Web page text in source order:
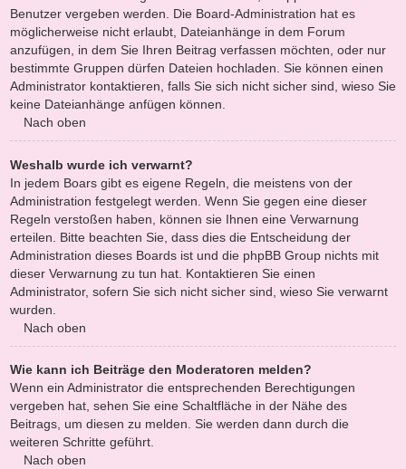
Benutzer vergeben werden. Die Board-Administration hat es
möglicherweise nicht erlaubt, Dateianhänge in dem Forum
anzufügen, in dem Sie Ihren Beitrag verfassen möchten, oder nur
bestimmte Gruppen dürfen Dateien hochladen. Sie können einen
Administrator kontaktieren, falls Sie sich nicht sicher sind, wieso Sie
keine Dateianhänge anfügen können.
Nach oben
Weshalb wurde ich verwarnt?
In jedem Boars gibt es eigene Regeln, die meistens von der
Administration festgelegt werden. Wenn Sie gegen eine dieser
Regeln verstoßen haben, können sie Ihnen eine Verwarnung
erteilen. Bitte beachten Sie, dass dies die Entscheidung der
Administration dieses Boards ist und die phpBB Group nichts mit
dieser Verwarnung zu tun hat. Kontaktieren Sie einen
Administrator, sofern Sie sich nicht sicher sind, wieso Sie verwarnt
wurden.
Nach oben
Wie kann ich Beiträge den Moderatoren melden?
Wenn ein Administrator die entsprechenden Berechtigungen
vergeben hat, sehen Sie eine Schaltfläche in der Nähe des
Beitrags, um diesen zu melden. Sie werden dann durch die
weiteren Schritte geführt.
Nach oben